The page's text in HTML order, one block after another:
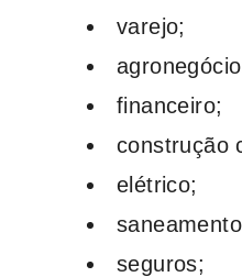
varejo;
financeiro;
construção
elétrico;
seguros;